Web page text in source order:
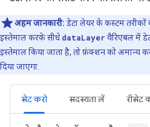
अहम जानकारी: डेटा लेयर के कस्टम
इस्तेमाल करके सीधे dataLayer वैरिएबल में
इस्तेमाल किया जाता है, तो फ़ंक्शन को अमान्य
दिया जाएगा.
सेट करो सदस्यता लें रीसेट